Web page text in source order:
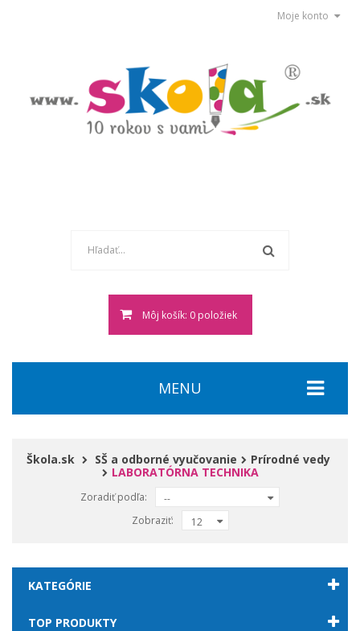
Moje konto
Môj košík: 0 položiek
MENU
Škola.sk SŠ a odborné vyučovanie
Prírodné vedy
LABORATÓRNA TECHNIKA
Zoradiť podľa:
--
Zobraziť:
12
KATEGÓRIE
TOP PRODUKTY